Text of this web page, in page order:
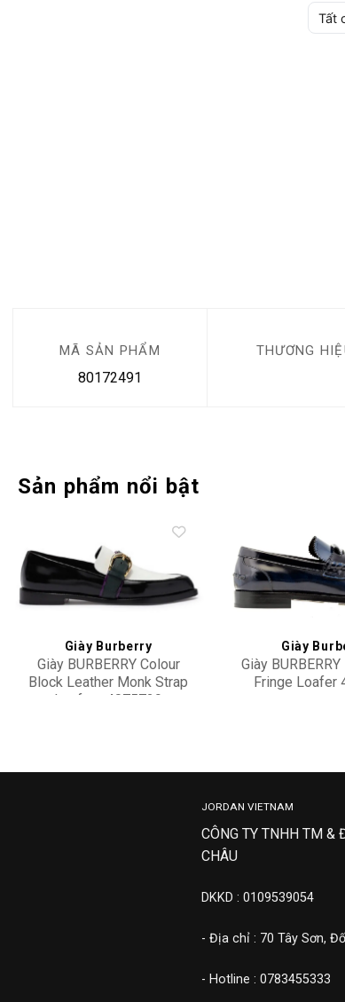
MÃ SẢN PHẨM
80172491
THƯƠNG
Sản phẩm nổi bật
Add to
wishlist
Giày Burberry
Giày BURBERRY Colour
Block Leather Monk Strap
Loafers 4075729
Giày
Giày
Fringe Loafer
JORDAN VIETNAM
CÔNG TY TNHH TM &
CHÂU
DKKD : 0109539054
- Địa chỉ : 70 Tây Sơn,
- Hotline : 0783455333